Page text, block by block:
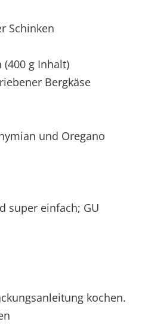
Schinken
(400 g Inhalt)
Bergkäse
und Oregano
super einfach; GU
kochen.